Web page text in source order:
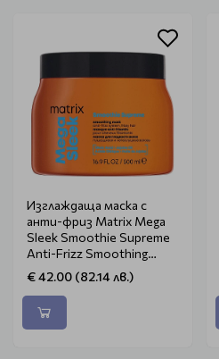
Изглаждаща маска с
анти-фриз Matrix Mega
Sleek Smoothie Supreme
Anti-Frizz Smoothing
Mask 500ml
€ 42.00 (82.14 лв.)